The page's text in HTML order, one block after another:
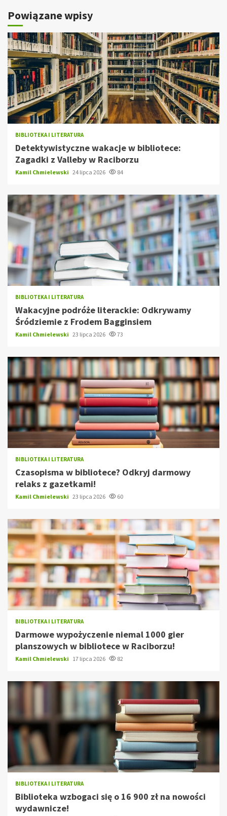
Powiązane wpisy
BIBLIOTEKA I LITERATURA
Detektywistyczne wakacje w bibliotece:
Zagadki z Valleby w Raciborzu
Kamil Chmielewski 24 lipca 2026 84
BIBLIOTEKA I LITERATURA
Wakacyjne podróże literackie: Odkrywamy
Śródziemie z Frodem Bagginsiem
Kamil Chmielewski 23 lipca 2026 73
BIBLIOTEKA I LITERATURA
Czasopisma w bibliotece? Odkryj darmowy
relaks z gazetkami!
Kamil Chmielewski 23 lipca 2026 60
BIBLIOTEKA I LITERATURA
Darmowe wypożyczenie niemal 1000 gier
planszowych w bibliotece w Raciborzu!
Kamil Chmielewski 17 lipca 2026 82
BIBLIOTEKA I LITERATURA
Biblioteka wzbogaci się o 16 900 zł na nowości
wydawnicze!